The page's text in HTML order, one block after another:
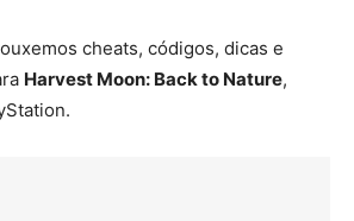
cheats, códigos, dicas e
Harvest Moon: Back to Nature,